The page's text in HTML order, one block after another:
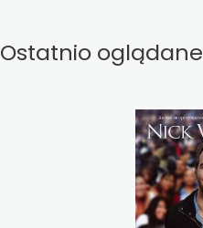
Ostatnio oglądane